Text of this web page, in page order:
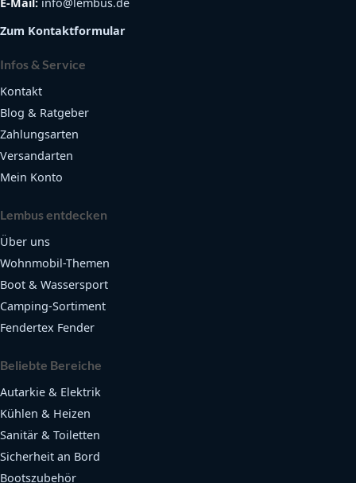
E-Mail: info@lembus.de
Zum Kontaktformular
Infos & Service
Kontakt
Blog & Ratgeber
Zahlungsarten
Versandarten
Mein Konto
Lembus entdecken
Über uns
Wohnmobil-Themen
Boot & Wassersport
Camping-Sortiment
Fendertex Fender
Beliebte Bereiche
Autarkie & Elektrik
Kühlen & Heizen
Sanitär & Toiletten
Sicherheit an Bord
Bootszubehör